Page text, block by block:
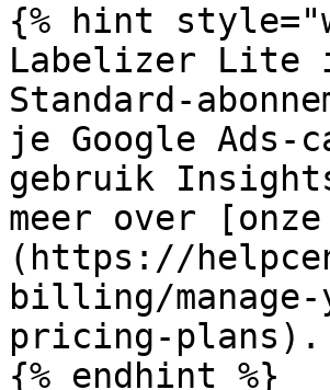
{% hint
Labelizer Lite
Standard-
je Google Ads-
gebruik
meer over
(https://
billing/
pricing-plans).
{% endhint %}